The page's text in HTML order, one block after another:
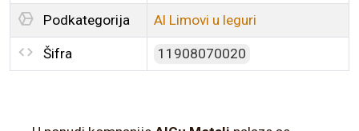
Podkategorija Al Limovi u leguri
Šifra 11908070020